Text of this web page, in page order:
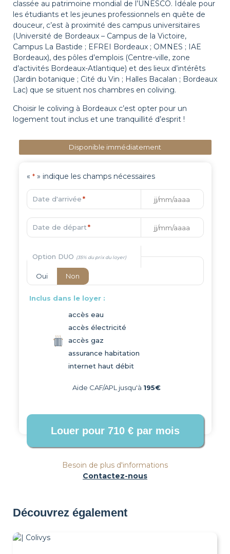
classée au patrimoine mondial de l’UNESCO. Idéale pour
les étudiants et les jeunes professionnels en quête de
douceur, c’est à proximité des campus universitaires
(Université de Bordeaux – Campus de la Victoire,
Campus La Bastide ; EFREI Bordeaux ; OMNES ; IAE
Bordeaux), des pôles d’emplois (Centre-ville, zone
d’activités Bordeaux-Atlantique) et des lieux d’intérêts
(Jardin botanique ; Cité du Vin ; Halles Bacalan ; Bordeaux
Lac) que se situent nos chambres en coliving.
Choisir le coliving à Bordeaux c’est opter pour un
logement tout inclus et une tranquillité d’esprit !
Disponible immédiatement
« *» indique les champs nécessaires
Date d'arrivée *
Date de départ *
Option DUO
Oui Non
Inclus dans le loyer :
accès eau
accès électricité
accès gaz
assurance habitation
internet haut débit
Aide CAF/APL jusqu'à 195€
Besoin de plus d'informations
Contactez-nous
Découvrez également